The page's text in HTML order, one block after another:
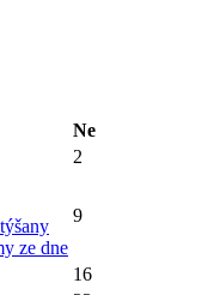
Ne
2
ze dne
9
16